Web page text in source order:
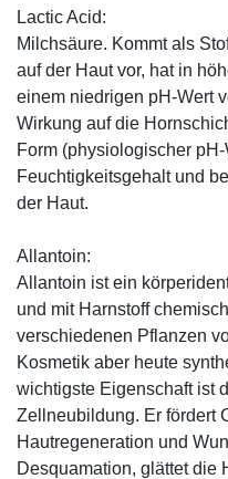
Lactic Acid:
Milchsäure. Kommt als
auf der Haut vor, hat in
einem niedrigen pH-Wert
Wirkung auf die
Form (physiologischer
Feuchtigkeitsgehalt und
der Haut.
Allantoin:
Allantoin ist ein
und mit Harnstoff
verschiedenen Pflanzen
Kosmetik aber heute
wichtigste Eigenschaft ist
Zellneubildung. Er fördert
Hautregeneration und
Desquamation, glättet die